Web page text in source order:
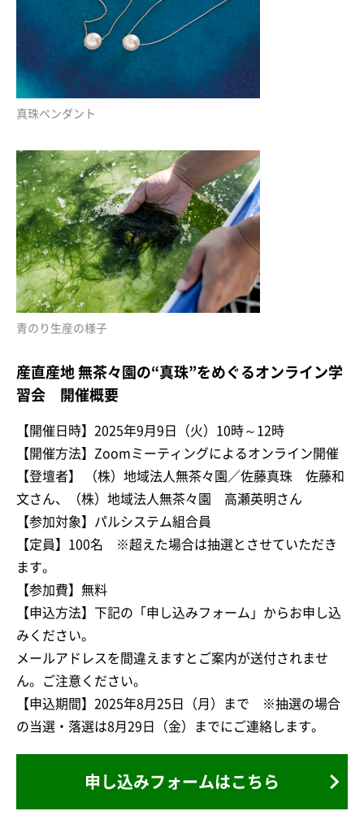
真珠ペンダント
青のり生産の様子
産直産地 無茶々園の“真珠”をめぐるオンライン学
習会 開催概要
【開催日時】2025年9月9日（火）10時～12時
【開催方法】Zoomミーティングによるオンライン開催
【登壇者】 （株）地域法人無茶々園／佐藤真珠 佐藤和
文さん、（株）地域法人無茶々園 高瀬英明さん
【参加対象】パルシステム組合員
【定員】100名 ※超えた場合は抽選とさせていただき
ます。
【参加費】無料
【申込方法】下記の「申し込みフォーム」からお申し込
みください。
メールアドレスを間違えますとご案内が送付されませ
ん。ご注意ください。
【申込期間】2025年8月25日（月）まで ※抽選の場合
の当選・落選は8月29日（金）までにご連絡します。
申し込みフォームはこちら